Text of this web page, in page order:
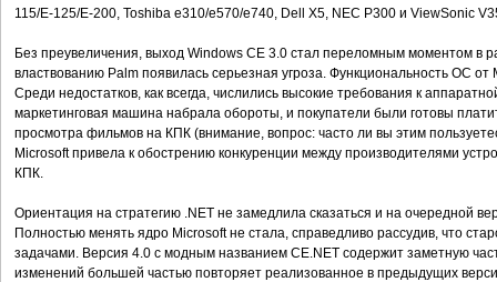
115/E-125/E-200, Toshiba e310/e570/e740, Dell X5, NEC P300 и ViewSonic
Без преувеличения, выход Windows CE 3.0 стал переломным моментом в
властвованию Palm появилась серьезная угроза. Функциональность ОС
Среди недостатков, как всегда, числились высокие требования к
маркетинговая машина набрала обороты, и покупатели были готовы
просмотра фильмов на КПК (внимание, вопрос: часто ли вы этим
Microsoft привела к обострению конкуренции между производителями
КПК.
Ориентация на стратегию .NET не замедлила сказаться и на очередной
Полностью менять ядро Microsoft не стала, справедливо рассудив, что
задачами. Версия 4.0 с модным названием CE.NET содержит заметную
изменений большей частью повторяет реализованное в предыдущих